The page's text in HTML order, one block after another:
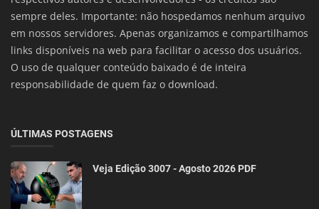
sempre deles. Importante: não hospedamos nenhum arquivo
em nossos servidores. Apenas organizamos e compartilhamos
links disponíveis na web para facilitar o acesso dos usuários.
O uso de qualquer conteúdo baixado é de inteira
responsabilidade de quem faz o download.
ÚLTIMAS POSTAGENS
Veja Edição 3007 - Agosto 2026 PDF